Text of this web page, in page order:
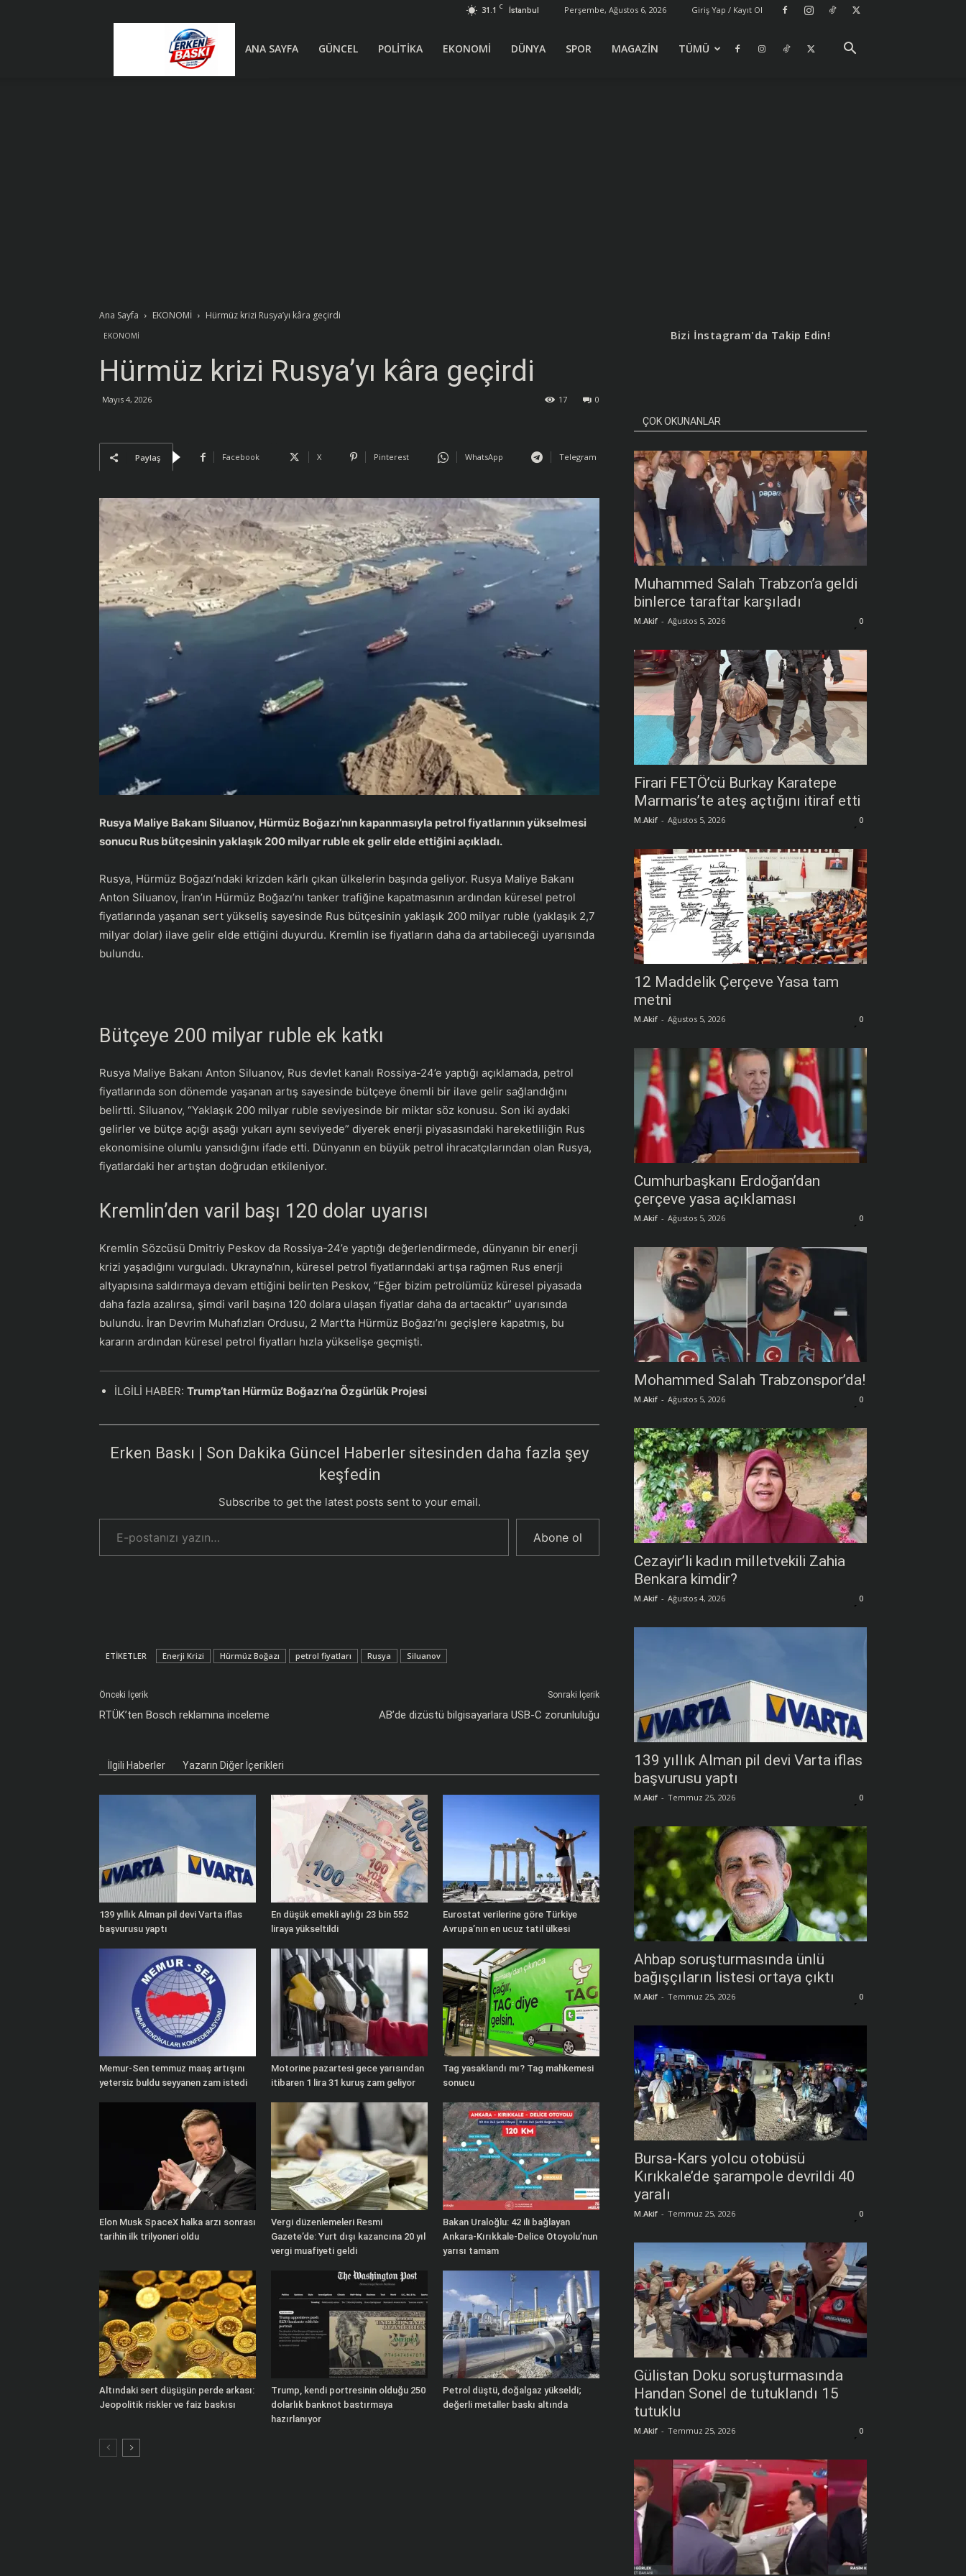
31.1 C İstanbul Perşembe, Ağustos 6, 2026 Giriş Yap / Kayıt Ol
Erken
ANA SAYFA GÜNCEL POLİTİKA EKONOMİ DÜNYA SPOR MAGAZİN TÜMÜ
Ana Sayfa EKONOMİ Hürmüz krizi Rusya’yı kâra geçirdi
EKONOMİ
Hürmüz krizi Rusya’yı kâra geçirdi
Mayıs 4, 2026 0
17
Paylaş Facebook X Pinterest WhatsApp Telegram
Rusya Maliye Bakanı Siluanov, Hürmüz Boğazı’nın kapanmasıyla petrol fiyatlarının yükselmesi
sonucu Rus bütçesinin yaklaşık 200 milyar ruble ek gelir elde ettiğini açıkladı.
Rusya, Hürmüz Boğazı’ndaki krizden kârlı çıkan ülkelerin başında geliyor. Rusya Maliye Bakanı
Anton Siluanov, İran’ın Hürmüz Boğazı’nı tanker trafiğine kapatmasının ardından küresel petrol
fiyatlarında yaşanan sert yükseliş sayesinde Rus bütçesinin yaklaşık 200 milyar ruble (yaklaşık 2,7
milyar dolar) ilave gelir elde ettiğini duyurdu. Kremlin ise fiyatların daha da artabileceği uyarısında
bulundu.
Bütçeye 200 milyar ruble ek katkı
Rusya Maliye Bakanı Anton Siluanov, Rus devlet kanalı Rossiya-24’e yaptığı açıklamada, petrol
fiyatlarında son dönemde yaşanan artış sayesinde bütçeye önemli bir ilave gelir sağlandığını
belirtti. Siluanov, “Yaklaşık 200 milyar ruble seviyesinde bir miktar söz konusu. Son iki aydaki
gelirler ve bütçe açığı aşağı yukarı aynı seviyede” diyerek enerji piyasasındaki hareketliliğin Rus
ekonomisine olumlu yansıdığını ifade etti. Dünyanın en büyük petrol ihracatçılarından olan Rusya,
fiyatlardaki her artıştan doğrudan etkileniyor.
Kremlin’den varil başı 120 dolar uyarısı
Kremlin Sözcüsü Dmitriy Peskov da Rossiya-24’e yaptığı değerlendirmede, dünyanın bir enerji
krizi yaşadığını vurguladı. Ukrayna’nın, küresel petrol fiyatlarındaki artışa rağmen Rus enerji
altyapısına saldırmaya devam ettiğini belirten Peskov, “Eğer bizim petrolümüz küresel piyasada
daha fazla azalırsa, şimdi varil başına 120 dolara ulaşan fiyatlar daha da artacaktır” uyarısında
bulundu. İran Devrim Muhafızları Ordusu, 2 Mart’ta Hürmüz Boğazı’nı geçişlere kapatmış, bu
kararın ardından küresel petrol fiyatları hızla yükselişe geçmişti.
İLGİLİ HABER: Trump’tan Hürmüz Boğazı’na Özgürlük Projesi
Erken Baskı | Son Dakika Güncel Haberler sitesinden daha fazla şey
keşfedin
Subscribe to get the latest posts sent to your email.
E-postanızı yazın…
Abone ol
ETIKETLER Enerji Krizi Hürmüz Boğazı petrol fiyatları Rusya Siluanov
Önceki İçerik
RTÜK’ten Bosch reklamına inceleme
Sonraki İçerik
AB’de dizüstü bilgisayarlara USB-C zorunluluğu
İlgili Haberler Yazarın Diğer İçerikleri
139 yıllık Alman pil devi Varta iflas
başvurusu yaptı
En düşük emekli aylığı 23 bin 552
liraya yükseltildi
Eurostat verilerine göre Türkiye
Avrupa’nın en ucuz tatil ülkesi
Memur-Sen temmuz maaş artışını
yetersiz buldu seyyanen zam istedi
Motorine pazartesi gece yarısından
itibaren 1 lira 31 kuruş zam geliyor
Tag yasaklandı mı? Tag mahkemesi
sonucu
Elon Musk SpaceX halka arzı sonrası
tarihin ilk trilyoneri oldu
Vergi düzenlemeleri Resmi
Gazete’de: Yurt dışı kazancına 20 yıl
vergi muafiyeti geldi
Bakan Uraloğlu: 42 ili bağlayan
Ankara-Kırıkkale-Delice Otoyolu’nun
yarısı tamam
Altındaki sert düşüşün perde arkası:
Jeopolitik riskler ve faiz baskısı
Trump, kendi portresinin olduğu 250
dolarlık banknot bastırmaya
hazırlanıyor
Petrol düştü, doğalgaz yükseldi;
değerli metaller baskı altında
Bizi İnstagram'da Takip Edin!
ÇOK OKUNANLAR
Muhammed Salah Trabzon’a geldi
binlerce taraftar karşıladı
M.Akif - Ağustos 5, 2026 0
Firari FETÖ’cü Burkay Karatepe
Marmaris’te ateş açtığını itiraf etti
M.Akif - Ağustos 5, 2026 0
12 Maddelik Çerçeve Yasa tam
metni
M.Akif - Ağustos 5, 2026 0
Cumhurbaşkanı Erdoğan’dan
çerçeve yasa açıklaması
M.Akif - Ağustos 5, 2026 0
Mohammed Salah Trabzonspor’da!
M.Akif - Ağustos 5, 2026 0
Cezayir’li kadın milletvekili Zahia
Benkara kimdir?
M.Akif - Ağustos 4, 2026 0
139 yıllık Alman pil devi Varta iflas
başvurusu yaptı
M.Akif - Temmuz 25, 2026 0
Ahbap soruşturmasında ünlü
bağışçıların listesi ortaya çıktı
M.Akif - Temmuz 25, 2026 0
Bursa-Kars yolcu otobüsü
Kırıkkale’de şarampole devrildi 40
yaralı
M.Akif - Temmuz 25, 2026 0
Gülistan Doku soruşturmasında
Handan Sonel de tutuklandı 15
tutuklu
M.Akif - Temmuz 25, 2026 0